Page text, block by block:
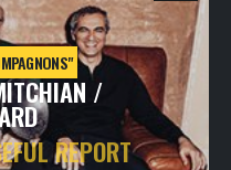
/
REPORT